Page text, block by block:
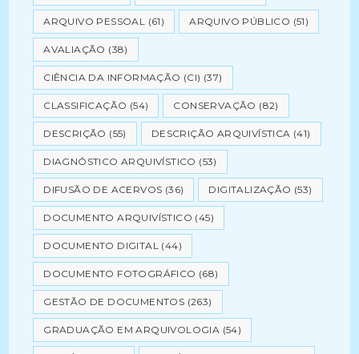
ARQUIVO PESSOAL (61) ARQUIVO PÚBLICO (51)
AVALIAÇÃO (38)
CIÊNCIA DA INFORMAÇÃO (CI) (37)
CLASSIFICAÇÃO (54) CONSERVAÇÃO (82)
DESCRIÇÃO (55) DESCRIÇÃO ARQUIVÍSTICA (41)
DIAGNÓSTICO ARQUIVÍSTICO (53)
DIFUSÃO DE ACERVOS (36) DIGITALIZAÇÃO (53)
DOCUMENTO ARQUIVÍSTICO (45)
DOCUMENTO DIGITAL (44)
DOCUMENTO FOTOGRÁFICO (68)
GESTÃO DE DOCUMENTOS (263)
GRADUAÇÃO EM ARQUIVOLOGIA (54)